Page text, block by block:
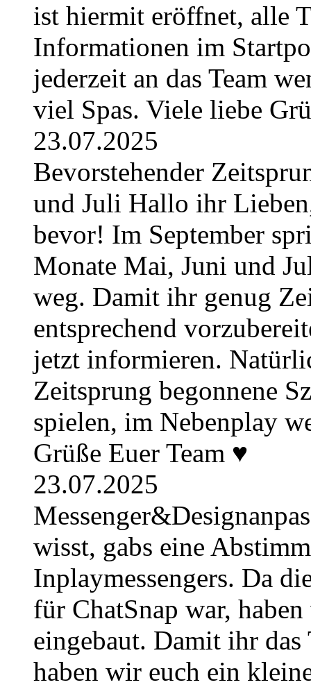
ist hiermit eröffnet, alle
Informationen im
jederzeit an das Team
viel Spas. Viele liebe
23.07.2025
Bevorstehender
und Juli Hallo ihr
bevor! Im September
Monate Mai, Juni und
weg. Damit ihr genug
entsprechend
jetzt informieren.
Zeitsprung begonnene
spielen, im Nebenplay
Grüße Euer Team ♥
23.07.2025
wisst, gabs eine
Inplaymessengers. Da
für ChatSnap war,
eingebaut. Damit ihr
haben wir euch ein